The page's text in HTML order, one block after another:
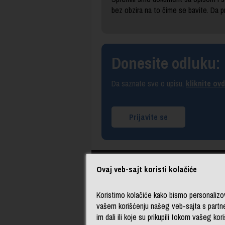
bez obzira na to čime se bavite. Da
Donesite odluku:
Da saznate sve o upisu, kliknite
Prijavite se
Ovaj veb-sajt koristi kolačiće
Koristimo kolačiće kako bismo
vašem korišćenju našeg veb-sajta s
im dali ili koje su prikupili tokom vašeg